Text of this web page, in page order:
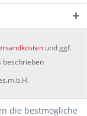
und ggf.
beschrieben
die bestmögliche